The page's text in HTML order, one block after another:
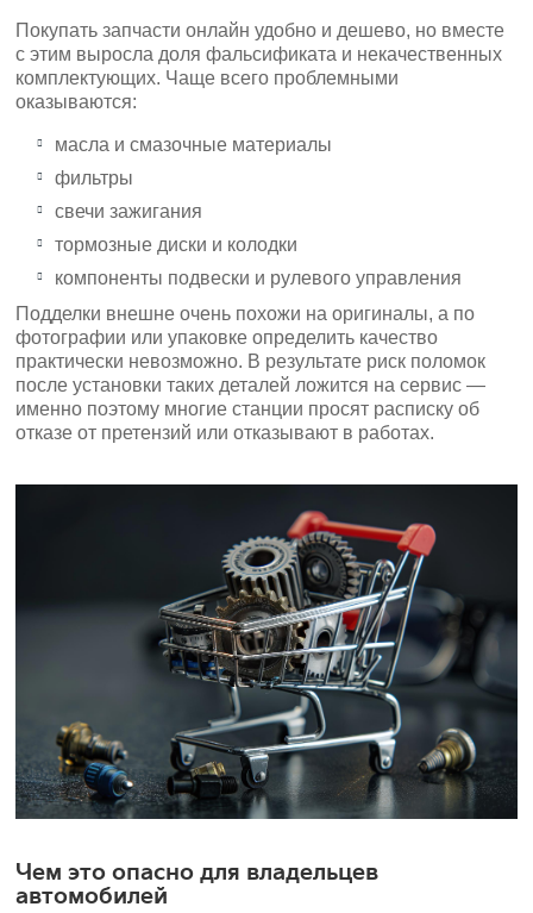
Покупать запчасти онлайн удобно и дешево, но вместе
с этим выросла доля фальсификата и некачественных
комплектующих. Чаще всего проблемными
оказываются:
масла и смазочные материалы
фильтры
свечи зажигания
тормозные диски и колодки
компоненты подвески и рулевого управления
Подделки внешне очень похожи на оригиналы, а по
фотографии или упаковке определить качество
практически невозможно. В результате риск поломок
после установки таких деталей ложится на сервис —
именно поэтому многие станции просят расписку об
отказе от претензий или отказывают в работах.
Чем это опасно для владельцев
автомобилей